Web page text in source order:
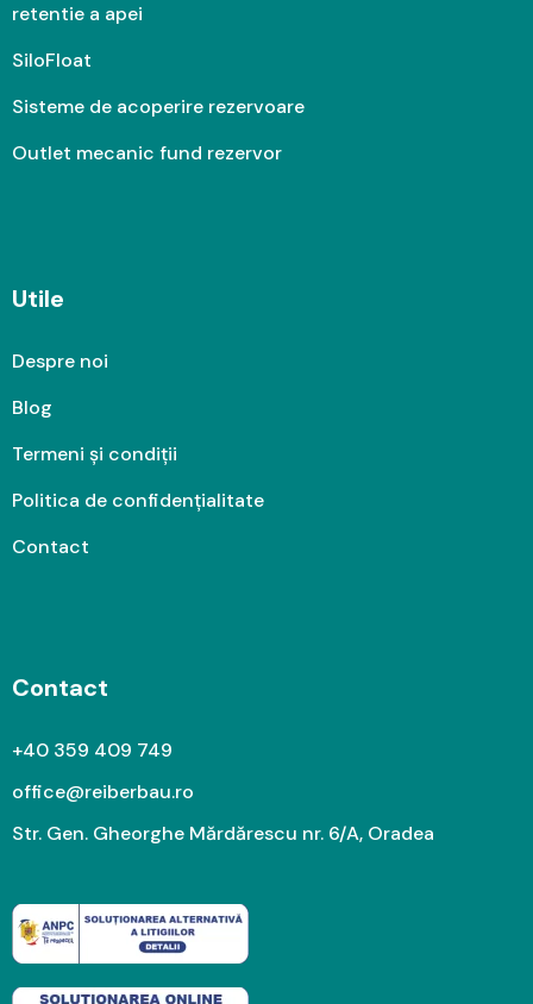
retentie a apei
SiloFloat
Sisteme de acoperire rezervoare
Outlet mecanic fund rezervor
Utile
Despre noi
Blog
Termeni și condiții
Politica de confidențialitate
Contact
Contact
+40 359 409 749
office@reiberbau.ro
Str. Gen. Gheorghe Mărdărescu nr. 6/A, Oradea